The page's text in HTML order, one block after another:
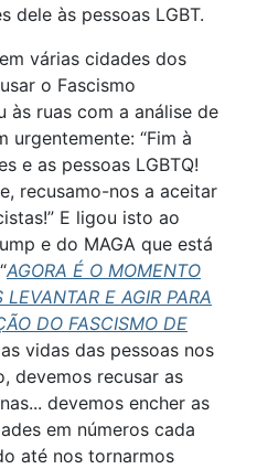
dele às pessoas LGBT.
várias cidades dos
o Fascismo
às ruas com a análise de
urgentemente: “Fim à
e as pessoas LGBTQ!
recusamo-nos a aceitar
E ligou isto ao
e do MAGA que está
AGORA É O MOMENTO
E AGIR PARA
DO FASCISMO DE
vidas das pessoas nos
devemos recusar as
devemos encher as
em números cada
até nos tornarmos